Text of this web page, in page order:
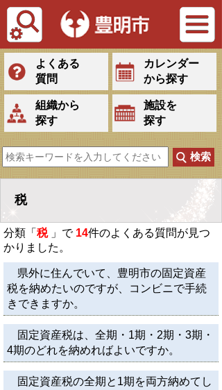
Tiếng Việt
よくある
質問
カレンダー
から探す
組織から
探す
施設を
探す
税
分類「 税 」で 14件のよくある質問が見つ
かりました。
県外に住んでいて、豊明市の固定資産
税を納めたいのですが、コンビニで手続
きできますか。
固定資産税は、全期・1期・2期・3期・
4期のどれを納めればよいですか。
固定資産税の全期と1期を両方納めてし